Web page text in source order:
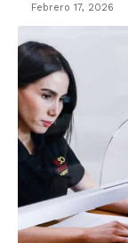
Febrero 17, 2026